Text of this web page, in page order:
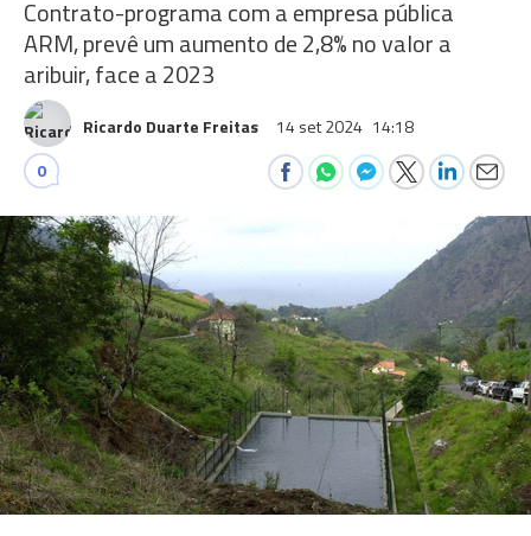
Contrato-programa com a empresa pública
ARM, prevê um aumento de 2,8% no valor a
aribuir, face a 2023
Ricardo Duarte Freitas 14 set 2024 14:18
0